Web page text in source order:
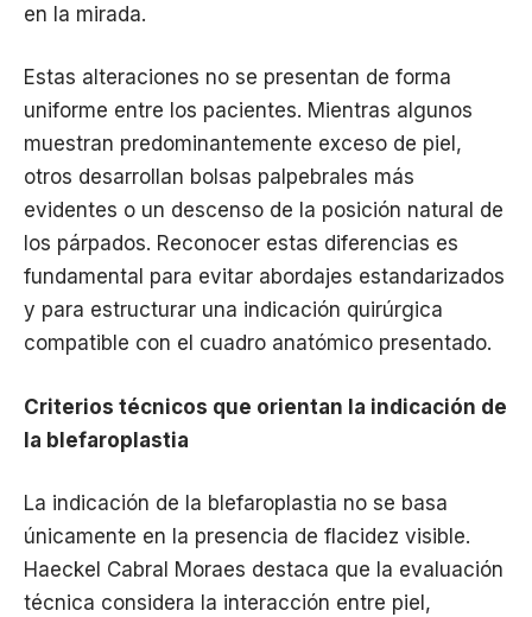
en la mirada.
Estas alteraciones no se presentan de forma
uniforme entre los pacientes. Mientras algunos
muestran predominantemente exceso de piel,
otros desarrollan bolsas palpebrales más
evidentes o un descenso de la posición natural de
los párpados. Reconocer estas diferencias es
fundamental para evitar abordajes estandarizados
y para estructurar una indicación quirúrgica
compatible con el cuadro anatómico presentado.
Criterios técnicos que orientan la indicación de
la blefaroplastia
La indicación de la blefaroplastia no se basa
únicamente en la presencia de flacidez visible.
Haeckel Cabral Moraes destaca que la evaluación
técnica considera la interacción entre piel,